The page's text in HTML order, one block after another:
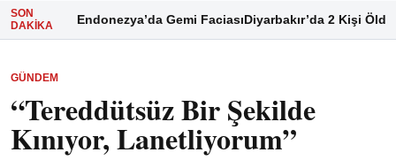
SON
DAKIKA
Endonezya’da Gemi FaciasıDiyarbakır’da 2 Kişi Öldü
GÜNDEM
“Tereddütsüz Bir Şekilde
Kınıyor, Lanetliyorum”